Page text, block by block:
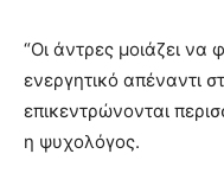
“Οι άντρες μοιάζει
ενεργητικό απέναντι
επικεντρώνονται
η ψυχολόγος.